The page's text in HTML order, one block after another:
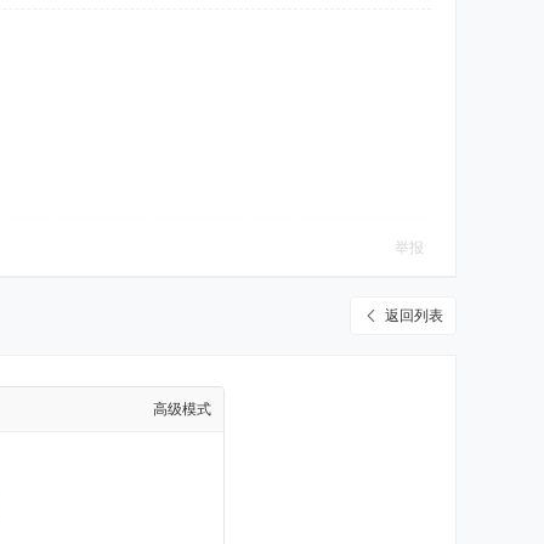
举报
返回列表
高级模式